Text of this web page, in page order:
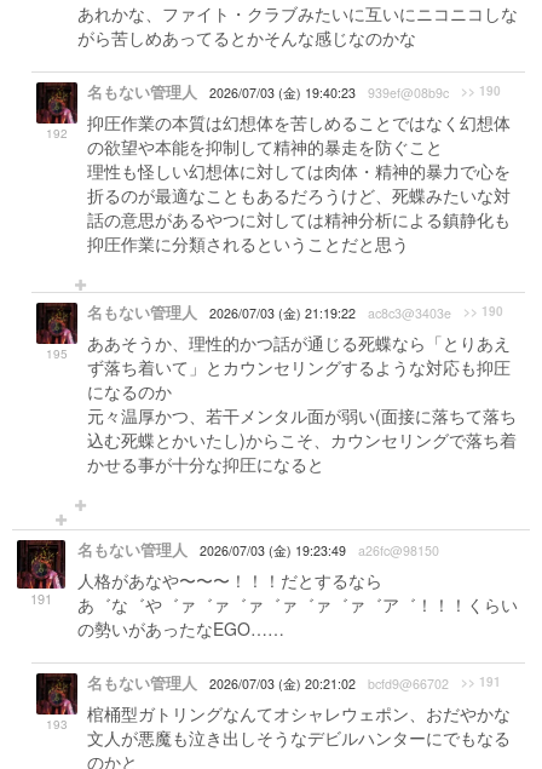
あれかな、ファイト・クラブみたいに互いにニコニコしな
がら苦しめあってるとかそんな感じなのかな
192
名もない管理人 2026/07/03 (金) 19:40:23 939ef@08b9c >> 190
抑圧作業の本質は幻想体を苦しめることではなく幻想体
の欲望や本能を抑制して精神的暴走を防ぐこと
理性も怪しい幻想体に対しては肉体・精神的暴力で心を
折るのが最適なこともあるだろうけど、死蝶みたいな対
話の意思があるやつに対しては精神分析による鎮静化も
抑圧作業に分類されるということだと思う
195
名もない管理人 2026/07/03 (金) 21:19:22 ac8c3@3403e >> 190
ああそうか、理性的かつ話が通じる死蝶なら「とりあえ
ず落ち着いて」とカウンセリングするような対応も抑圧
になるのか
元々温厚かつ、若干メンタル面が弱い(面接に落ちて落ち
込む死蝶とかいたし)からこそ、カウンセリングで落ち着
かせる事が十分な抑圧になると
191
名もない管理人 2026/07/03 (金) 19:23:49 a26fc@98150
人格があなや〜〜〜！！！だとするなら
あ゛な゛や゛ァ゛ァ゛ァ゛ァ゛ァ゛ァ゛ア゛！！！くらい
の勢いがあったなEGO……
193
名もない管理人 2026/07/03 (金) 20:21:02 bcfd9@66702 >> 191
棺桶型ガトリングなんてオシャレウェポン、おだやかな
文人が悪魔も泣き出しそうなデビルハンターにでもなる
のかと